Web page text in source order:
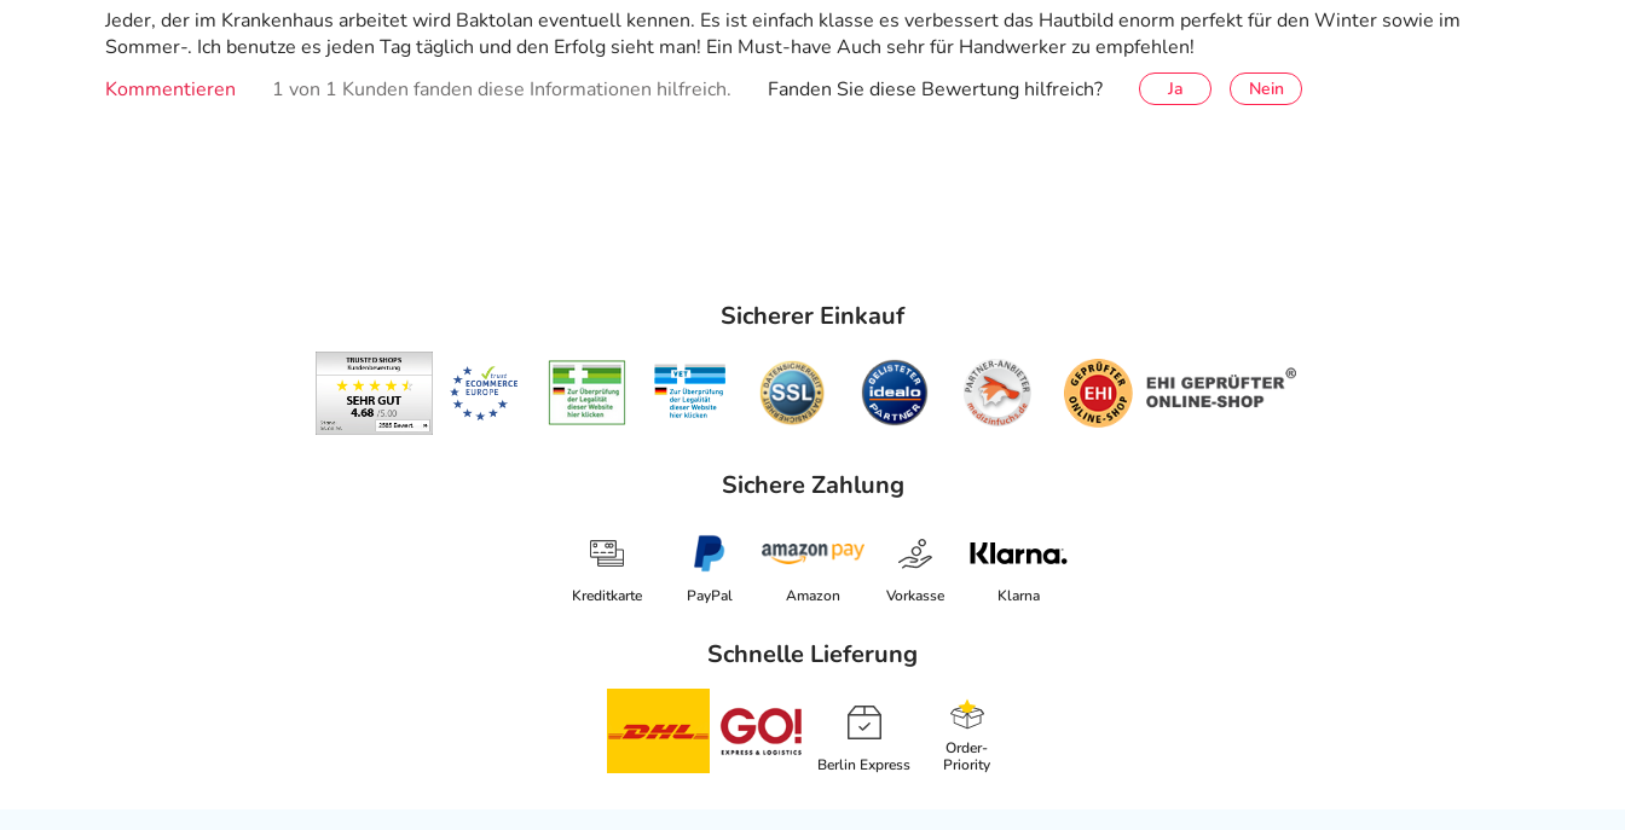
Jeder, der im Krankenhaus arbeitet wird Baktolan eventuell kennen. Es ist einfach klasse es verbessert das Hautbild enorm perfekt für den Winter sowie im
Sommer-. Ich benutze es jeden Tag täglich und den Erfolg sieht man! Ein Must-have Auch sehr für Handwerker zu empfehlen!
Kommentieren
1 von 1 Kunden fanden diese Informationen hilfreich. Fanden Sie diese Bewertung hilfreich? Ja Nein
Sicherer Einkauf
Sichere Zahlung
Kreditkarte PayPal Amazon Vorkasse Klarna
Schnelle Lieferung
Berlin Express
Order-
Priority